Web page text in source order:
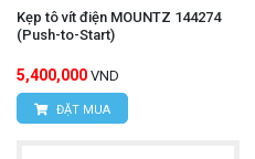
Kẹp tô vít điện MOUNTZ 144274
(Push-to-Start)
5,400,000 VND
ĐẶT MUA